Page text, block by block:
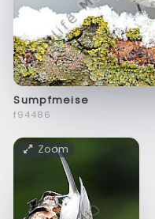
Sumpfmeise
f94486
Zoom